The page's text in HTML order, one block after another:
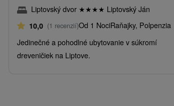
Liptovský dvor ★★★★ Liptovský Ján
10,0 (1 recenzií)Od 1 NociRaňajky, Polpenzia
Jedinečné a pohodlné ubytovanie v súkromí
dreveničiek na Liptove.